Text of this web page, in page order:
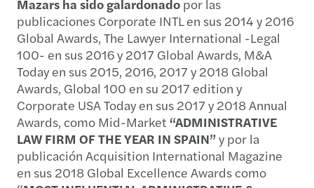
Mazars ha sido galardonado por las
publicaciones Corporate INTL en sus 2014 y 2016
Global Awards, The Lawyer International -Legal
100- en sus 2016 y 2017 Global Awards, M&A
Today en sus 2015, 2016, 2017 y 2018 Global
Awards, Global 100 en su 2017 edition y
Corporate USA Today en sus 2017 y 2018 Annual
Awards, como Mid-Market “ADMINISTRATIVE
LAW FIRM OF THE YEAR IN SPAIN” y por la
publicación Acquisition International Magazine
en sus 2018 Global Excellence Awards como